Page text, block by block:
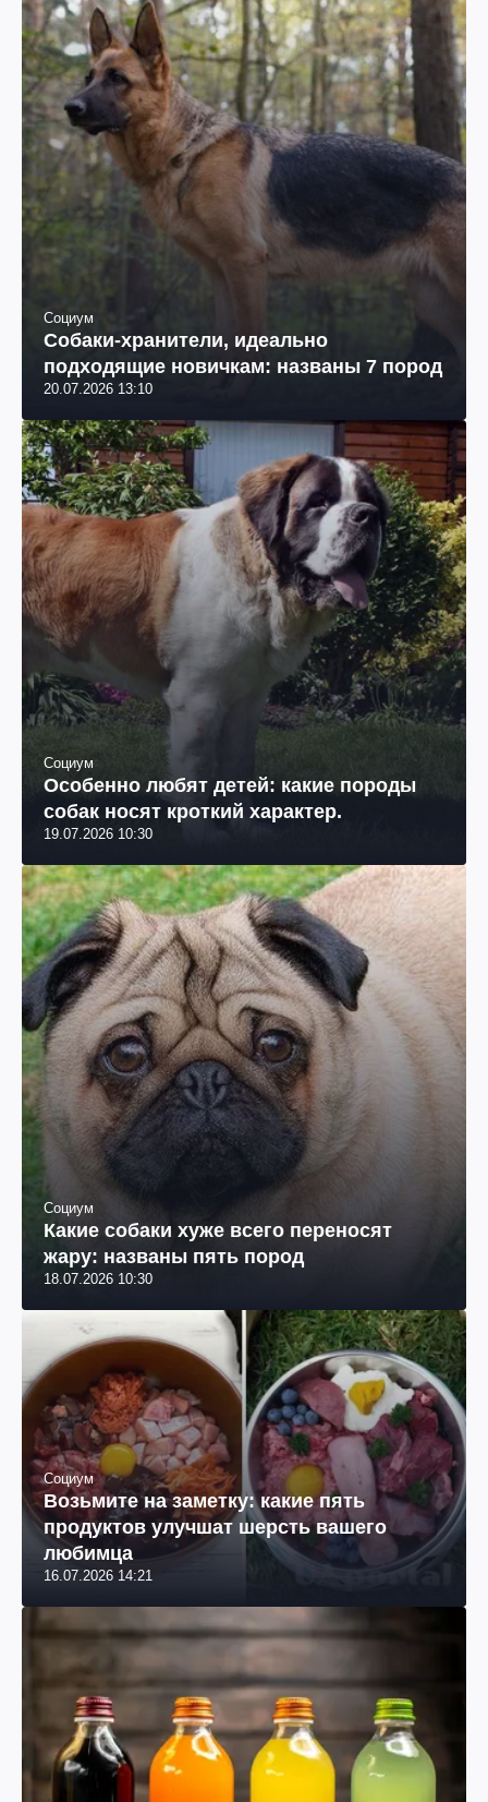
Социум
Собаки-хранители, идеально
подходящие новичкам: названы 7 пород
20.07.2026 13:10
Социум
Особенно любят детей: какие породы
собак носят кроткий характер.
19.07.2026 10:30
Социум
Какие собаки хуже всего переносят
жару: названы пять пород
18.07.2026 10:30
Социум
Возьмите на заметку: какие пять
продуктов улучшат шерсть вашего
любимца
16.07.2026 14:21